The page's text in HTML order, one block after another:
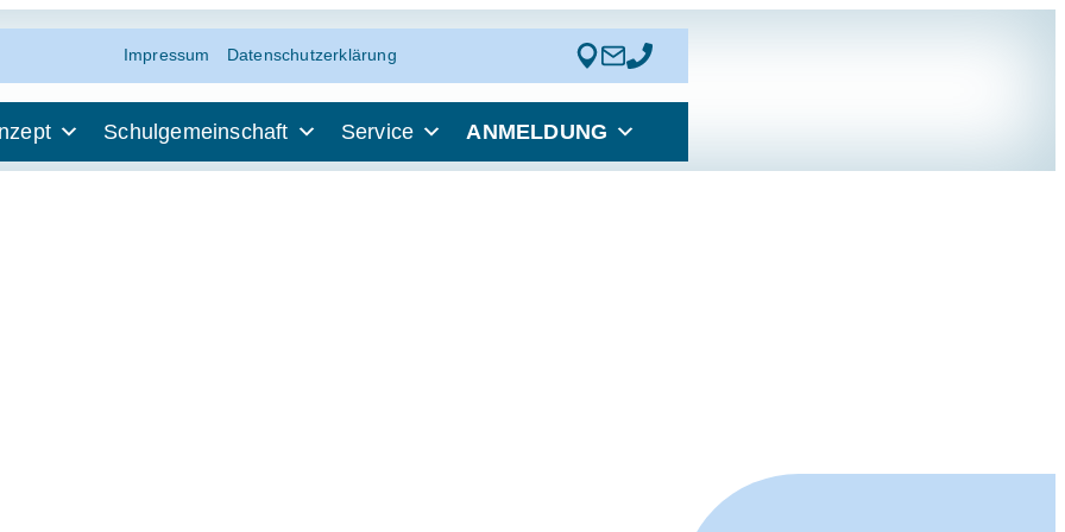
Impressum Datenschutzerklärung
Schulgemeinschaft Service ANMELDUNG